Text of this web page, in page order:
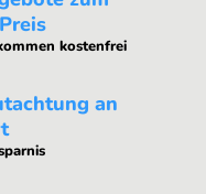
kostenfrei
an